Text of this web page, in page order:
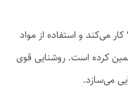
می‌کند و استفاده از مواد
کرده است. روشنایی قوی
می‌سازد.